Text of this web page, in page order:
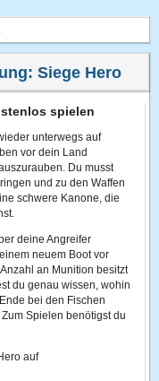
Siege Hero
spielen
unterwegs auf
vor dein Land
Du musst
und zu den Waffen
schwere Kanone, die
deine Angreifer
neuem Boot vor
an Munition besitzt
du genau wissen, wohin
bei den Fischen
Spielen benötigst du
auf